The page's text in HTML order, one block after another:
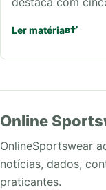
Ler matéria
Online
OnlineSportswear
notícias, dados,
praticantes.